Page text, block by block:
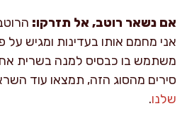
אם נשאר רוטב, אל תזרקו:
אני מחמם אותו בעדינות ומגיש על
משתמש בו כבסיס למנה בשרית
סירים מהסוג הזה, תמצאו עוד
שלנו.